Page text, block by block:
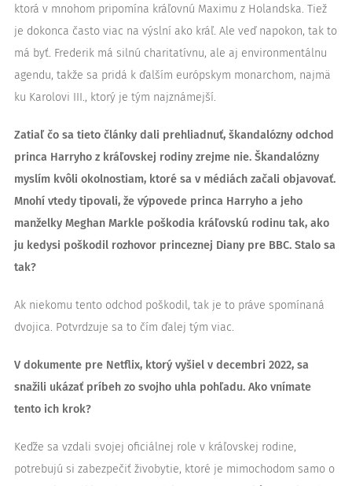
ktorá v mnohom pripomína kráľovnú Maximu z Holandska. Tiež
je dokonca často viac na výslní ako kráľ. Ale veď napokon, tak to
má byť. Frederik má silnú charitatívnu, ale aj environmentálnu
agendu, takže sa pridá k ďalším európskym monarchom, najmä
ku Karolovi III., ktorý je tým najznámejší.
Zatiaľ čo sa tieto články dali prehliadnuť, škandalózny odchod
princa Harryho z kráľovskej rodiny zrejme nie. Škandalózny
myslím kvôli okolnostiam, ktoré sa v médiách začali objavovať.
Mnohí vtedy tipovali, že výpovede princa Harryho a jeho
manželky Meghan Markle poškodia kráľovskú rodinu tak, ako
ju kedysi poškodil rozhovor princeznej Diany pre BBC. Stalo sa
tak?
Ak niekomu tento odchod poškodil, tak je to práve spomínaná
dvojica. Potvrdzuje sa to čím ďalej tým viac.
V dokumente pre Netflix, ktorý vyšiel v decembri 2022, sa
snažili ukázať príbeh zo svojho uhla pohľadu. Ako vnímate
tento ich krok?
Keďže sa vzdali svojej oficiálnej role v kráľovskej rodine,
potrebujú si zabezpečiť živobytie, ktoré je mimochodom samo o